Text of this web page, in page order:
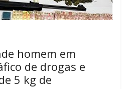
homem em
de drogas e
5 kg de